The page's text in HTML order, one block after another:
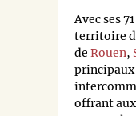
Avec ses
territoire
de Rouen,
offrant